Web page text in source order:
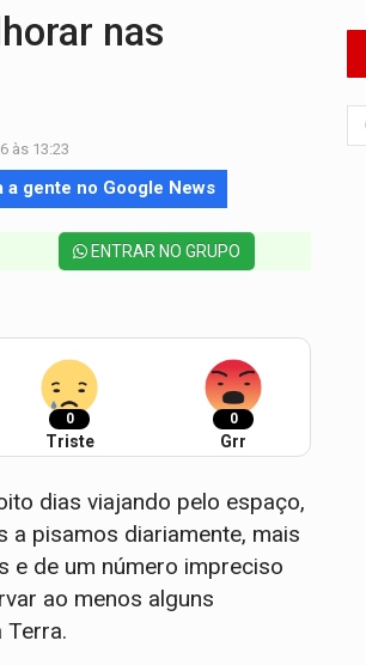
nas
às 13:23
a gente no Google News
ENTRAR NO GRUPO
0
Triste
0
Grr
dias viajando pelo espaço,
a pisamos diariamente, mais
e de um número impreciso
ao menos alguns
Terra.